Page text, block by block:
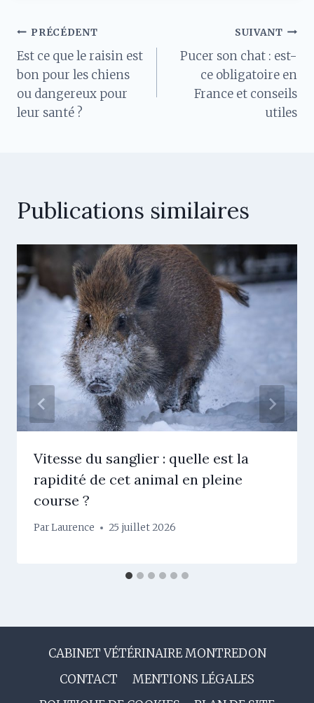
Navigation
de
l’article
PRÉCÉDENT
Est ce que le raisin est
bon pour les chiens
ou dangereux pour
leur santé ?
SUIVANT
Pucer son chat : est-
ce obligatoire en
France et conseils
utiles
Publications similaires
Vitesse du sanglier : quelle est la
rapidité de cet animal en pleine
course ?
ParLaurence 25 juillet 2026
CABINET VÉTÉRINAIRE MONTREDON
CONTACT
MENTIONS LÉGALES